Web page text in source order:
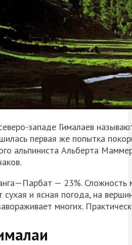
западе Гималаев
первая же попытка
альпиниста Альберта
—Парбат — 23%. Сложность
сухая и ясная погода, на
многих.